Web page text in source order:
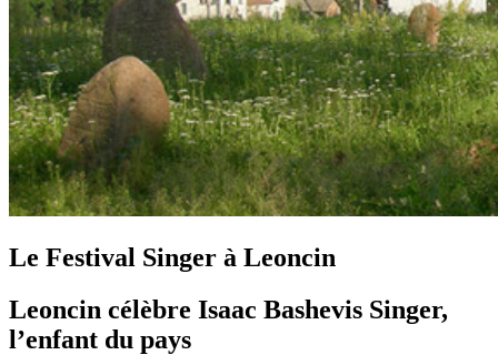
Le Festival Singer à Leoncin
Leoncin célèbre Isaac Bashevis Singer,
l’enfant du pays